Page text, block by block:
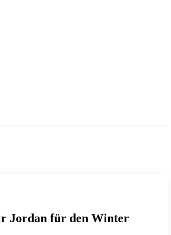
Jordan für den Winter